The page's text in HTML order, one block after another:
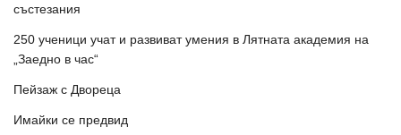
състезания
250 ученици учат и развиват умения в Лятната академия на
„Заедно в час“
Пейзаж с Двореца
Имайки се предвид